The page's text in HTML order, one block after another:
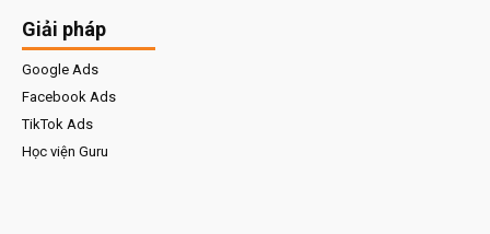
Giải pháp
Google Ads
Facebook Ads
TikTok Ads
Học viện Guru